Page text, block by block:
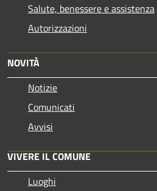
Salute, benessere e assistenza
Autorizzazioni
NOVITÀ
Notizie
Comunicati
Avvisi
VIVERE IL COMUNE
Luoghi